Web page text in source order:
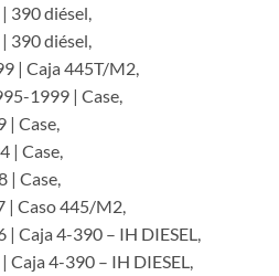
390 diésel,
390 diésel,
| Caja 445T/M2,
1999 | Case,
| Case,
| Case,
| Case,
| Caso 445/M2,
Caja 4-390 – IH DIESEL,
4-390 – IH DIESEL,